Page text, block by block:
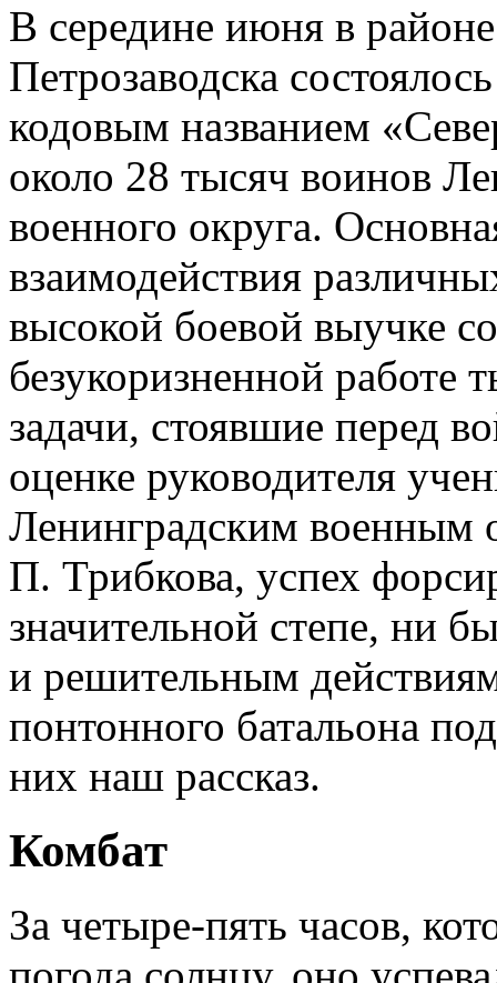
В середине июня в
Петрозаводска
кодовым названием
около 28 тысяч воинов
военного округа.
взаимодействия
высокой боевой выучке
безукоризненной работе
задачи, стоявшие перед
оценке руководителя
Ленинградским военным
П. Трибкова, успех
значительной степе, ни
и решительным
понтонного батальона
них наш рассказ.
Комбат
За четыре-пять часов,